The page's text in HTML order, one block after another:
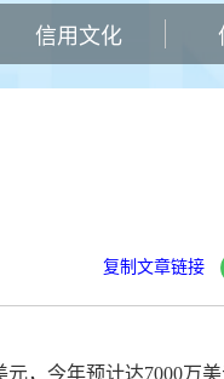
信用文化